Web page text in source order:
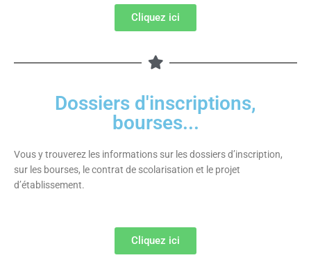
Cliquez ici
Dossiers d'inscriptions,
bourses...
Vous y trouverez les informations sur les dossiers d’inscription,
sur les bourses, le contrat de scolarisation et le projet
d’établissement.
Cliquez ici